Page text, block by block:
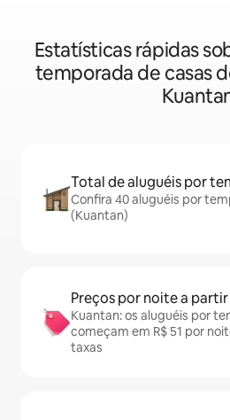
Estatísticas rápidas
temporada de casas
Total de aluguéis por
Confira 40 aluguéis por
(Kuantan)
Preços por noite a
Kuantan: os aluguéis por
começam em R$ 51 por
taxas